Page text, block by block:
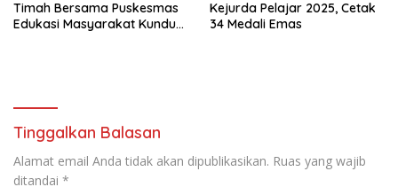
Timah Bersama Puskesmas
Edukasi Masyarakat Kundur
Kejurda Pelajar 2025, Cetak
34 Medali Emas
Tinggalkan Balasan
Alamat email Anda tidak akan dipublikasikan. Ruas yang wajib
ditandai *